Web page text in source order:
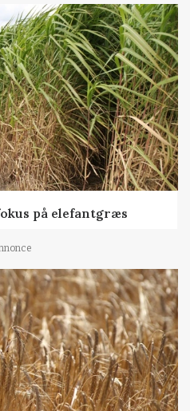
på elefantgræs